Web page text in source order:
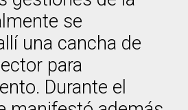
se
una cancha de
para
Durante el